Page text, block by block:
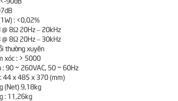
: <0,02%
@ 8Ω 20Hz – 20kHz
@ 8Ω 20Hz – 30kHz
thường xuyên
xóc : > 5000
: 90 ~ 260VAC, 50 ~ 60Hz
44 x 485 x 370 (mm)
(Net) 9,18kg
: 11,26kg